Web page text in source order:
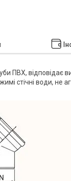
ПВХ,
стічні води, не